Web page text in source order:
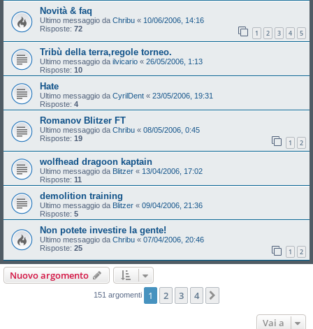
Novità & faq
Ultimo messaggio da Chribu « 10/06/2006, 14:16
Risposte: 72 1 2 3 4 5
Tribù della terra,regole torneo.
Ultimo messaggio da ilvicario « 26/05/2006, 1:13
Risposte: 10
Hate
Ultimo messaggio da CyrilDent « 23/05/2006, 19:31
Risposte: 4
Romanov Blitzer FT
Ultimo messaggio da Chribu « 08/05/2006, 0:45
Risposte: 19 1 2
wolfhead dragoon kaptain
Ultimo messaggio da Blitzer « 13/04/2006, 17:02
Risposte: 11
demolition training
Ultimo messaggio da Blitzer « 09/04/2006, 21:36
Risposte: 5
Non potete investire la gente!
Ultimo messaggio da Chribu « 07/04/2006, 20:46
Risposte: 25 1 2
Nuovo argomento
151 argomenti 1 2 3 4
Vai a